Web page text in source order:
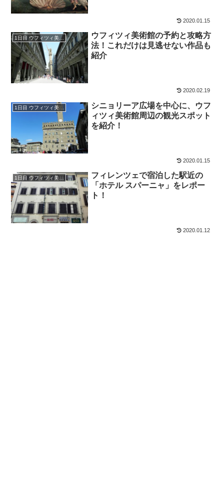
2020.01.15
1日目 ウフィツィ美術館と周辺の観光
ウフィツィ美術館の予約と攻略方
法！これだけは見逃せない作品も
紹介
2020.02.19
1日目 ウフィツィ美術館と周辺の観光
シニョリーア広場を中心に、ウフ
ィツィ美術館周辺の観光スポット
を紹介！
2020.01.15
1日目 ウフィツィ美術館と周辺の観光
フィレンツェで宿泊した駅近の
「ホテル スパーニャ」をレポー
ト！
2020.01.12